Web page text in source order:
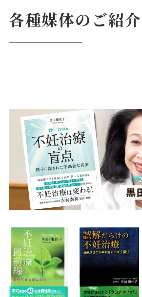
各種媒体のご紹介